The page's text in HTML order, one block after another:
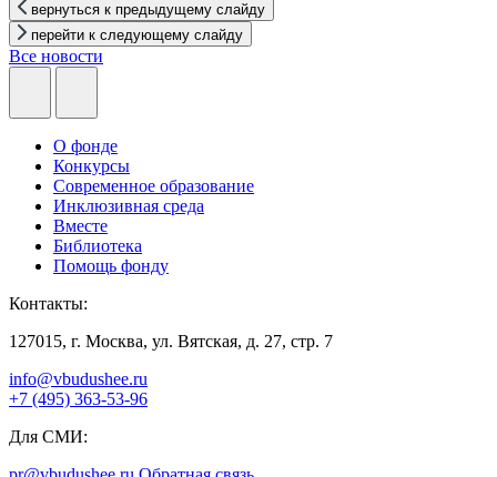
вернуться к предыдущему слайду
перейти к следующему слайду
Все новости
О фонде
Конкурсы
Современное образование
Инклюзивная среда
Вместе
Библиотека
Помощь фонду
Контакты:
127015, г. Москва, ул. Вятская, д. 27, стр. 7
info@vbudushee.ru
+7 (495) 363-53-96
Для СМИ: